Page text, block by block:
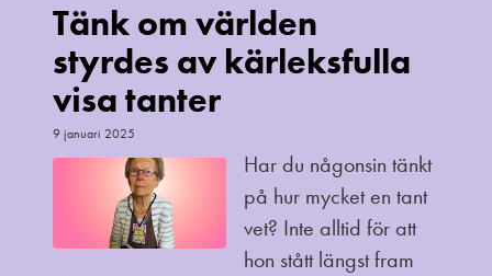
Tänk om världen
styrdes av kärleksfulla
visa tanter
9 januari 2025
Har du någonsin tänkt
på hur mycket en tant
vet? Inte alltid för att
hon stått längst fram